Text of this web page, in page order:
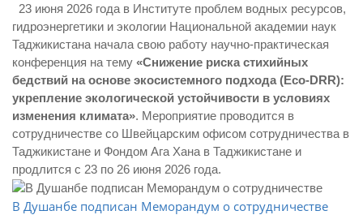
23 июня 2026 года в Институте проблем водных ресурсов,
гидроэнергетики и экологии Национальной академии наук
Таджикистана начала свою работу научно-практическая
конференция на тему «Снижение риска стихийных
бедствий на основе экосистемного подхода (Eco-DRR):
укрепление экологической устойчивости в условиях
изменения климата». Мероприятие проводится в
сотрудничестве со Швейцарским офисом сотрудничества в
Таджикистане и Фондом Ага Хана в Таджикистане и
продлится с 23 по 26 июня 2026 года.
В Душанбе подписан Меморандум о сотрудничестве